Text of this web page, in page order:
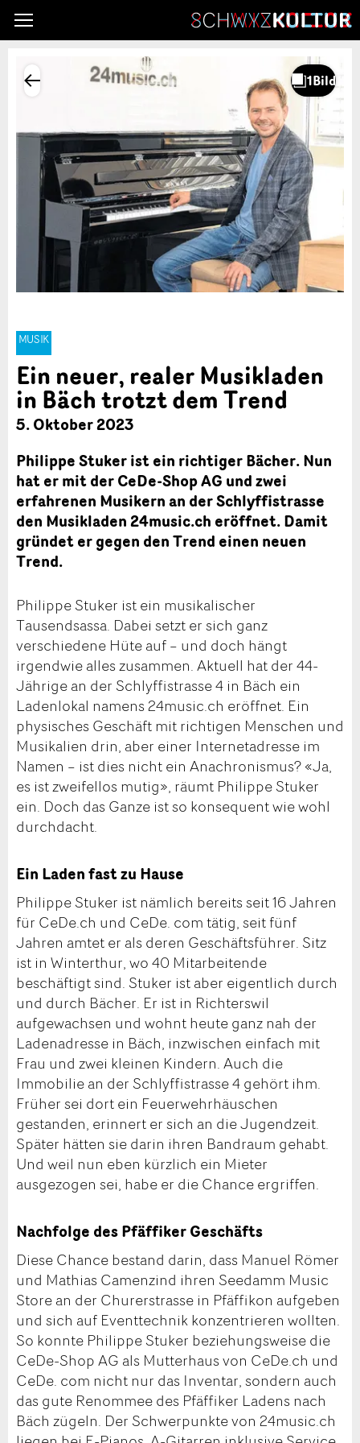
MUSIK
Ein neuer, realer Musikladen
in Bäch trotzt dem Trend
5. Oktober 2023
Philippe Stuker ist ein richtiger Bächer. Nun
hat er mit der CeDe-Shop AG und zwei
erfahrenen Musikern an der Schlyffistrasse
den Musikladen 24music.ch eröffnet. Damit
gründet er gegen den Trend einen neuen
Trend.
Philippe Stuker ist ein musikalischer
Tausendsassa. Dabei setzt er sich ganz
verschiedene Hüte auf – und doch hängt
irgendwie alles zusammen. Aktuell hat der 44-
Jährige an der Schlyffistrasse 4 in Bäch ein
Ladenlokal namens 24music.ch eröffnet. Ein
physisches Geschäft mit richtigen Menschen und
Musikalien drin, aber einer Internetadresse im
Namen – ist dies nicht ein Anachronismus? «Ja,
es ist zweifellos mutig», räumt Philippe Stuker
ein. Doch das Ganze ist so konsequent wie wohl
durchdacht.
Ein Laden fast zu Hause
Philippe Stuker ist nämlich bereits seit 16 Jahren
für CeDe.ch und CeDe. com tätig, seit fünf
Jahren amtet er als deren Geschäftsführer. Sitz
ist in Winterthur, wo 40 Mitarbeitende
beschäftigt sind. Stuker ist aber eigentlich durch
und durch Bächer. Er ist in Richterswil
aufgewachsen und wohnt heute ganz nah der
Ladenadresse in Bäch, inzwischen einfach mit
Frau und zwei kleinen Kindern. Auch die
Immobilie an der Schlyffistrasse 4 gehört ihm.
Früher sei dort ein Feuerwehrhäuschen
gestanden, erinnert er sich an die Jugendzeit.
Später hätten sie darin ihren Bandraum gehabt.
Und weil nun eben kürzlich ein Mieter
ausgezogen sei, habe er die Chance ergriffen.
Nachfolge des Pfäffiker Geschäfts
Diese Chance bestand darin, dass Manuel Römer
und Mathias Camenzind ihren Seedamm Music
Store an der Churerstrasse in Pfäffikon aufgeben
und sich auf Eventtechnik konzentrieren wollten.
So konnte Philippe Stuker beziehungsweise die
CeDe-Shop AG als Mutterhaus von CeDe.ch und
CeDe. com nicht nur das Inventar, sondern auch
das gute Renommee des Pfäffiker Ladens nach
Bäch zügeln. Der Schwerpunkte von 24music.ch